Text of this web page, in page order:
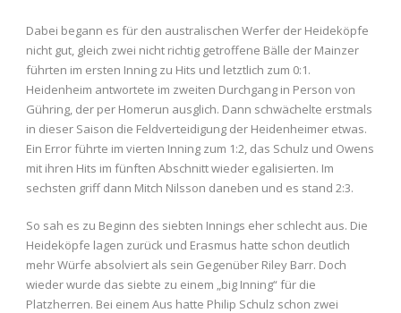
Dabei begann es für den australischen Werfer der Heideköpfe
nicht gut, gleich zwei nicht richtig getroffene Bälle der Mainzer
führten im ersten Inning zu Hits und letztlich zum 0:1.
Heidenheim antwortete im zweiten Durchgang in Person von
Gühring, der per Homerun ausglich. Dann schwächelte erstmals
in dieser Saison die Feldverteidigung der Heidenheimer etwas.
Ein Error führte im vierten Inning zum 1:2, das Schulz und Owens
mit ihren Hits im fünften Abschnitt wieder egalisierten. Im
sechsten griff dann Mitch Nilsson daneben und es stand 2:3.
So sah es zu Beginn des siebten Innings eher schlecht aus. Die
Heideköpfe lagen zurück und Erasmus hatte schon deutlich
mehr Würfe absolviert als sein Gegenüber Riley Barr. Doch
wieder wurde das siebte zu einem „big Inning“ für die
Platzherren. Bei einem Aus hatte Philip Schulz schon zwei